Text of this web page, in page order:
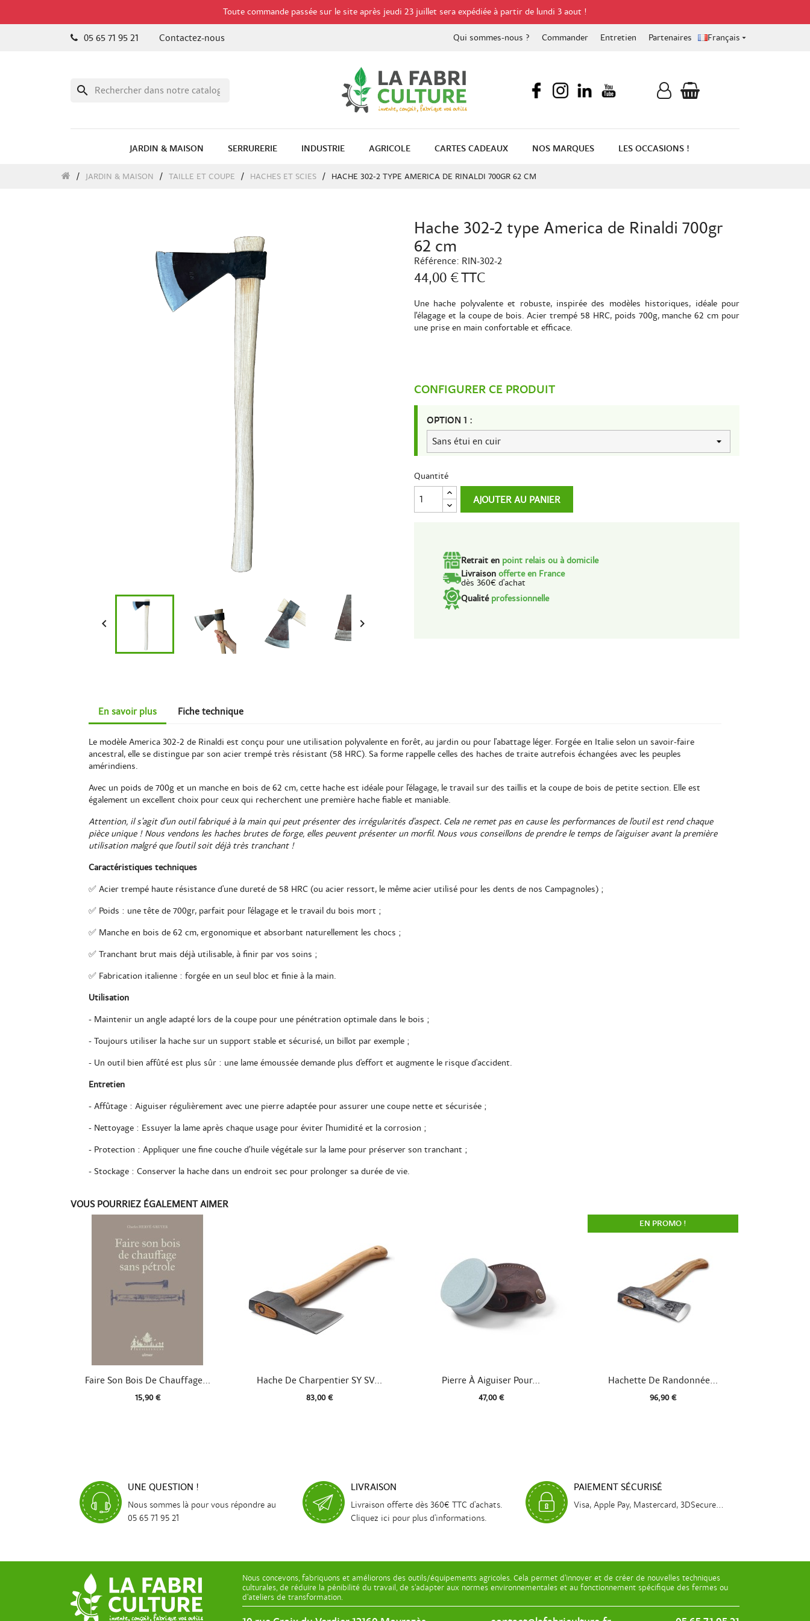
Toute commande passée sur le site après jeudi 23 juillet sera expédiée à partir de lundi 3 aout !
05 65 71 95 21 Contactez-nous Qui sommes-nous ? Commander Entretien Partenaires Français
search
JARDIN & MAISON SERRURERIE INDUSTRIE AGRICOLE CARTES CADEAUX NOS MARQUES LES OCCASIONS !
JARDIN & MAISON TAILLE ET COUPE HACHES ET SCIES HACHE 302-2 TYPE AMERICA DE RINALDI 700GR 62 CM
 
Hache 302-2 type America de Rinaldi 700gr
62 cm
Référence: RIN-302-2
44,00 €TTC
Une hache polyvalente et robuste, inspirée des modèles historiques, idéale pour
l’élagage et la coupe de bois. Acier trempé 58 HRC, poids 700g, manche 62 cm pour
une prise en main confortable et efficace.
CONFIGURER CE PRODUIT
OPTION 1 :
Quantité
AJOUTER AU PANIER
Retrait en point relais ou à domicile
Livraison offerte en France
dès 360€ d'achat
Qualité professionnelle
En savoir plus Fiche technique
Le modèle America 302-2 de Rinaldi est conçu pour une utilisation polyvalente en forêt, au jardin ou pour l'abattage léger. Forgée en Italie selon un savoir-faire
ancestral, elle se distingue par son acier trempé très résistant (58 HRC). Sa forme rappelle celles des haches de traite autrefois échangées avec les peuples
amérindiens.
Avec un poids de 700g et un manche en bois de 62 cm, cette hache est idéale pour l'élagage, le travail sur des taillis et la coupe de bois de petite section. Elle est
également un excellent choix pour ceux qui recherchent une première hache fiable et maniable.
Attention, il s'agit d'un outil fabriqué à la main qui peut présenter des irrégularités d'aspect. Cela ne remet pas en cause les performances de l'outil est rend chaque
pièce unique ! Nous vendons les haches brutes de forge, elles peuvent présenter un morfil. Nous vous conseillons de prendre le temps de l'aiguiser avant la première
utilisation malgré que l'outil soit déjà très tranchant !
Caractéristiques techniques
✅ Acier trempé haute résistance d'une dureté de 58 HRC (ou acier ressort, le même acier utilisé pour les dents de nos Campagnoles) ;
✅ Poids : une tête de 700gr, parfait pour l'élagage et le travail du bois mort ;
✅ Manche en bois de 62 cm, ergonomique et absorbant naturellement les chocs ;
✅ Tranchant brut mais déjà utilisable, à finir par vos soins ;
✅ Fabrication italienne : forgée en un seul bloc et finie à la main.
Utilisation
- Maintenir un angle adapté lors de la coupe pour une pénétration optimale dans le bois ;
- Toujours utiliser la hache sur un support stable et sécurisé, un billot par exemple ;
- Un outil bien affûté est plus sûr : une lame émoussée demande plus d'effort et augmente le risque d'accident.
Entretien
- Affûtage : Aiguiser régulièrement avec une pierre adaptée pour assurer une coupe nette et sécurisée ;
- Nettoyage : Essuyer la lame après chaque usage pour éviter l'humidité et la corrosion ;
- Protection : Appliquer une fine couche d’huile végétale sur la lame pour préserver son tranchant ;
- Stockage : Conserver la hache dans un endroit sec pour prolonger sa durée de vie.
VOUS POURRIEZ ÉGALEMENT AIMER
 Aperçu rapide
Faire Son Bois De Chauffage...
15,90 €
Aperçu rapide
Hache De Charpentier SY SV...
83,00 €
 Aperçu rapide
Pierre À Aiguiser Pour...
47,00 €
Aperçu rapide
Hachette De Randonnée...
96,90 €
EN PROMO !
UNE QUESTION !
Nous sommes là pour vous répondre au
05 65 71 95 21
LIVRAISON
Livraison offerte dès 360€ TTC d'achats.
Cliquez ici pour plus d'informations.
PAIEMENT SÉCURISÉ
Visa, Apple Pay, Mastercard, 3DSecure...
Nous concevons, fabriquons et améliorons des outils/équipements agricoles. Cela permet d’innover et de créer de nouvelles techniques
culturales, de réduire la pénibilité du travail, de s’adapter aux normes environnementales et au fonctionnement spécifique des fermes ou
d’ateliers de transformation.